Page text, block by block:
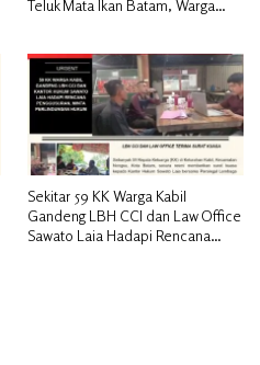
Teluk Mata Ikan Batam, Warga
Sekitar 59 KK Warga Kabil
Gandeng LBH CCI dan Law Office
Sawato Laia Hadapi Rencana